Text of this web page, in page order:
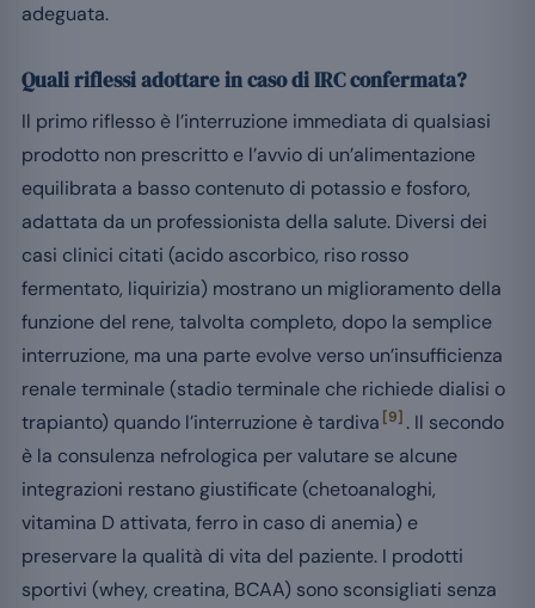
adeguata.
Quali riflessi adottare in caso di IRC confermata?
Il primo riflesso è l’interruzione immediata di qualsiasi
prodotto non prescritto e l’avvio di un’alimentazione
equilibrata a basso contenuto di potassio e fosforo,
adattata da un professionista della salute. Diversi dei
casi clinici citati (acido ascorbico, riso rosso
fermentato, liquirizia) mostrano un miglioramento della
funzione del rene, talvolta completo, dopo la semplice
interruzione, ma una parte evolve verso un’insufficienza
renale terminale (stadio terminale che richiede dialisi o
trapianto) quando l’interruzione è tardiva [9] . Il secondo
è la consulenza nefrologica per valutare se alcune
integrazioni restano giustificate (chetoanaloghi,
vitamina D attivata, ferro in caso di anemia) e
preservare la qualità di vita del paziente. I prodotti
sportivi (whey, creatina, BCAA) sono sconsigliati senza